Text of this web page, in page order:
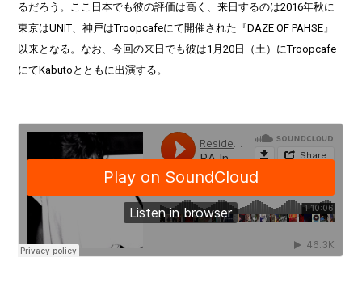
るだろう。ここ日本でも彼の評価は高く、来日するのは2016年秋に
東京はUNIT、神戸はTroopcafeにて開催された『DAZE OF PAHSE』
以来となる。なお、今回の来日でも彼は1月20日（土）にTroopcafe
にてKabutoとともに出演する。